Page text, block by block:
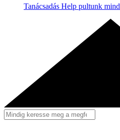
Tanácsadás Help pultunk